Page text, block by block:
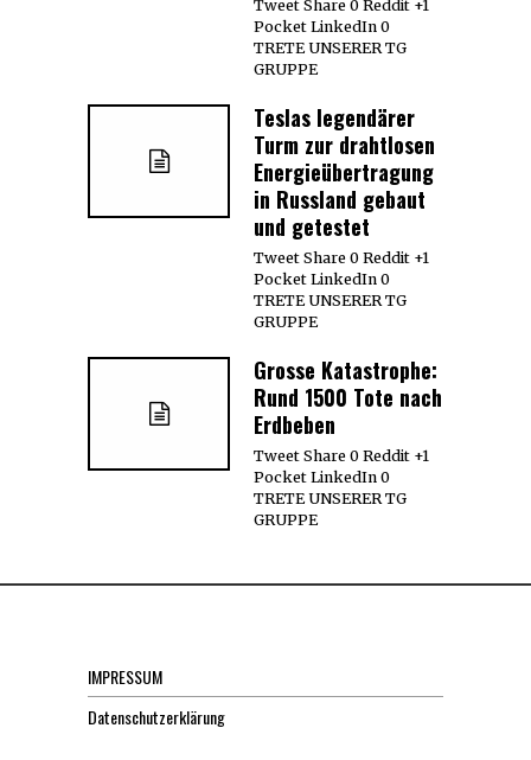
Tweet Share 0 Reddit +1
Pocket LinkedIn 0
TRETE UNSERER TG
GRUPPE
Teslas legendärer
Turm zur drahtlosen
Energieübertragung
in Russland gebaut
und getestet
Tweet Share 0 Reddit +1
Pocket LinkedIn 0
TRETE UNSERER TG
GRUPPE
Grosse Katastrophe:
Rund 1500 Tote nach
Erdbeben
Tweet Share 0 Reddit +1
Pocket LinkedIn 0
TRETE UNSERER TG
GRUPPE
IMPRESSUM
Datenschutzerklärung